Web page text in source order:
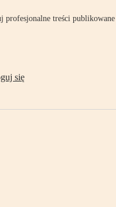
profesjonalne treści publikowane
się